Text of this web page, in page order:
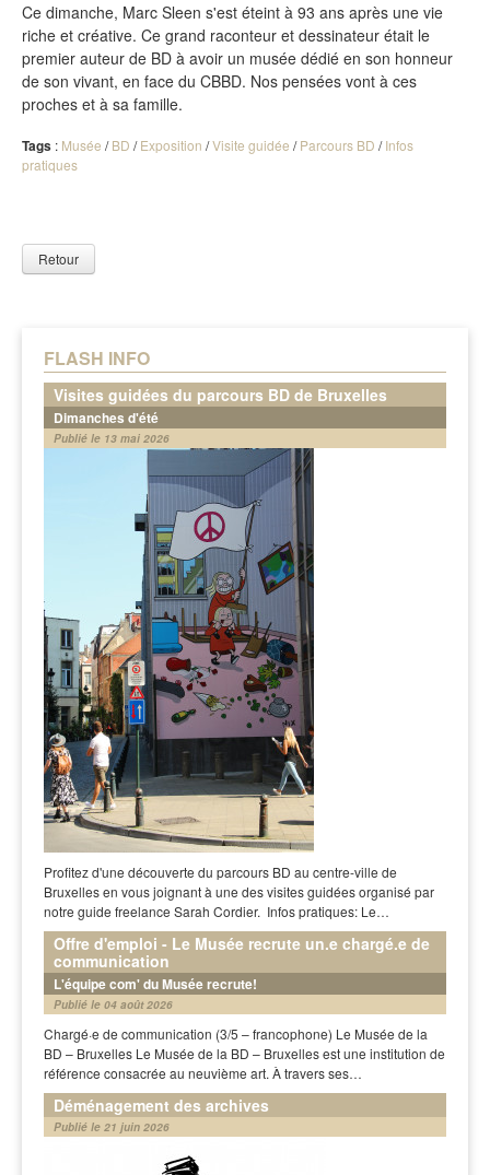
FLASH INFO
Visites guidées du parcours BD de Bruxelles
Dimanches d'été
Publié le 13 mai 2026
Profitez d'une découverte du parcours BD au centre-ville de
Bruxelles en vous joignant à une des visites guidées organisé par
notre guide freelance Sarah Cordier. Infos pratiques: Le…
Offre d'emploi - Le Musée recrute un.e chargé.e de
communication
L'équipe com' du Musée recrute!
Publié le 04 août 2026
Chargé·e de communication (3/5 – francophone) Le Musée de la
BD – Bruxelles Le Musée de la BD – Bruxelles est une institution de
référence consacrée au neuvième art. À travers ses…
Déménagement des archives
Publié le 21 juin 2026
Ce dimanche, Marc Sleen s'est éteint à 93 ans après une vie
riche et créative. Ce grand raconteur et dessinateur était le
premier auteur de BD à avoir un musée dédié en son honneur
de son vivant, en face du CBBD. Nos pensées vont à ces
proches et à sa famille.
Tags : Musée /BD /Exposition /Visite guidée /Parcours BD /Infos
pratiques
Retour